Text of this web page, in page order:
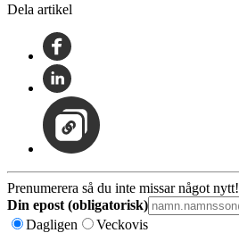
Dela artikel
Prenumerera så du inte missar något nytt!
Din epost (obligatorisk)
Dagligen
Veckovis